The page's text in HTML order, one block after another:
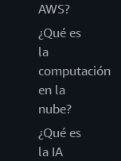
AWS?
¿Qué es
la
computación
en la
nube?
¿Qué es
la IA